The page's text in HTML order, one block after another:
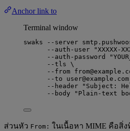
Anchor link to
Terminal window
swaks --server
--auth-user
"XXXXX-
--auth-password
"
--tls
\
--from
--to
user@example.com
--header
" Subject:
--body
" Plain-text
ส่วนหัว From: ในเนื้อหา MIME คือสิ่ง